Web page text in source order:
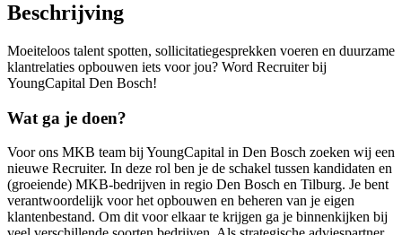
Beschrijving
Moeiteloos talent spotten, sollicitatiegesprekken voeren en duurzame
klantrelaties opbouwen iets voor jou? Word Recruiter bij
YoungCapital Den Bosch!
Wat ga je doen?
Voor ons MKB team bij YoungCapital in Den Bosch zoeken wij een
nieuwe Recruiter. In deze rol ben je de schakel tussen kandidaten en
(groeiende) MKB-bedrijven in regio Den Bosch en Tilburg. Je bent
verantwoordelijk voor het opbouwen en beheren van je eigen
klantenbestand. Om dit voor elkaar te krijgen ga je binnenkijken bij